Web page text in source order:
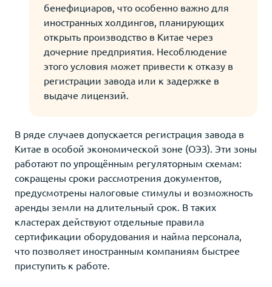
бенефициаров, что особенно важно для
иностранных холдингов, планирующих
открыть производство в Китае через
дочерние предприятия. Несоблюдение
этого условия может привести к отказу в
регистрации завода или к задержке в
выдаче лицензий.
В ряде случаев допускается регистрация завода в
Китае в особой экономической зоне (ОЭЗ). Эти зоны
работают по упрощённым регуляторным схемам:
сокращены сроки рассмотрения документов,
предусмотрены налоговые стимулы и возможность
аренды земли на длительный срок. В таких
кластерах действуют отдельные правила
сертификации оборудования и найма персонала,
что позволяет иностранным компаниям быстрее
приступить к работе.